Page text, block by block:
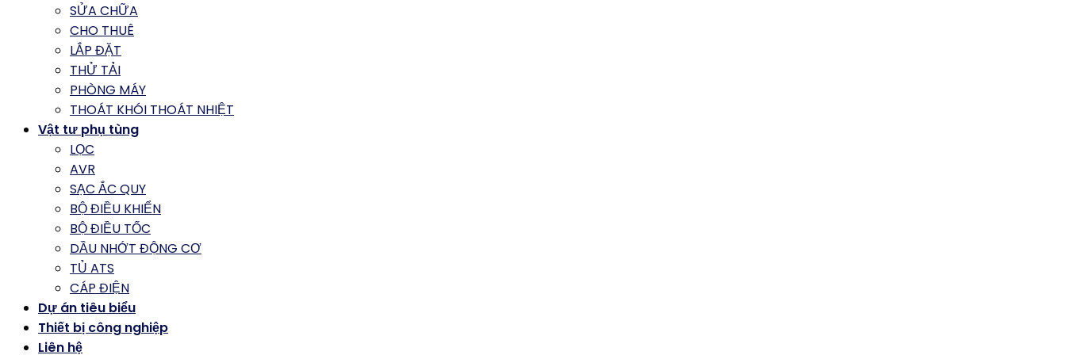
SỬA CHỮA
CHO THUÊ
LẮP ĐẶT
THỬ TẢI
PHÒNG MÁY
THOÁT KHÓI THOÁT NHIỆT
Vật tư phụ tùng
LỌC
AVR
SẠC ẮC QUY
BỘ ĐIỀU KHIỂN
BỘ ĐIỀU TỐC
DẦU NHỚT ĐỘNG CƠ
TỦ ATS
CÁP ĐIỆN
Dự án tiêu biểu
Thiết bị công nghiệp
Liên hệ